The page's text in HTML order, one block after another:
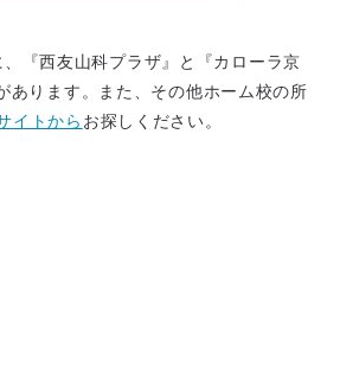
『西友山科プラザ』と『カローラ京
あります。また、その他ホーム校の所
イトから お探しください。